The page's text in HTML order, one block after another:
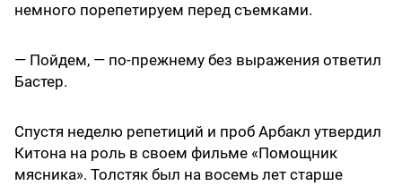
немного порепетируем перед съемками.
— Пойдем, — по-прежнему без выражения ответил
Бастер.
Спустя неделю репетиций и проб Арбакл утвердил
Китона на роль в своем фильме «Помощник
мясника». Толстяк был на восемь лет старше